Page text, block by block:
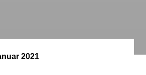
2021